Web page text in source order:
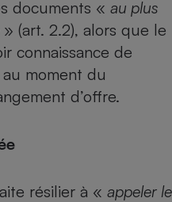
documents « au plus
» (art. 2.2), alors que le
connaissance de
moment du
d’offre.
résilier à « appeler le